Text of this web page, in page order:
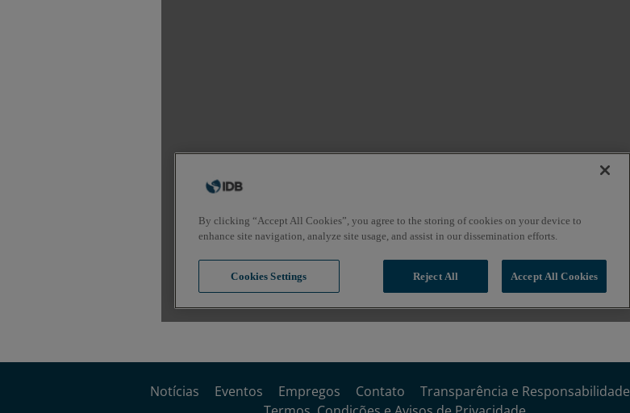
Notícias Eventos Empregos Contato Transparência e Responsabilidade